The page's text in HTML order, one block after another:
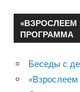
ПРОГРАММА
Беседы с
«Взрослеем